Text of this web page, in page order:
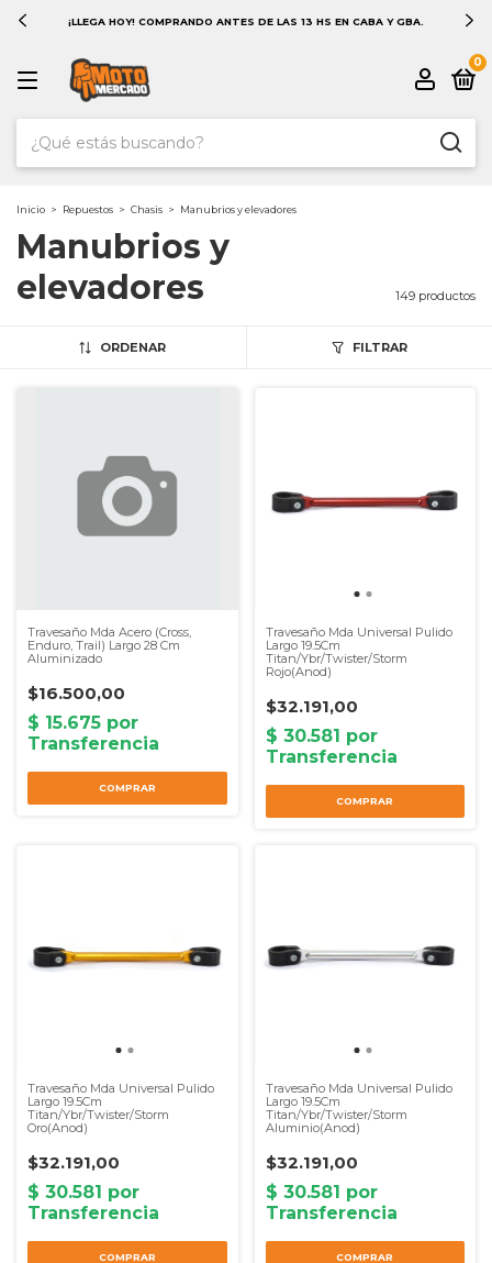
¡LLEGA HOY! COMPRANDO ANTES DE LAS 13 HS EN CABA Y GBA.
0
Inicio > Repuestos > Chasis > Manubrios y elevadores
Manubrios y
elevadores
149 productos
ORDENAR FILTRAR
Travesaño Mda Acero (Cross,
Enduro, Trail) Largo 28 Cm
Aluminizado
$16.500,00
Travesaño Mda Universal Pulido
Largo 19.5Cm
Titan/Ybr/Twister/Storm
Rojo(Anod)
$32.191,00
Travesaño Mda Universal Pulido
Largo 19.5Cm
Titan/Ybr/Twister/Storm
Oro(Anod)
$32.191,00
Travesaño Mda Universal Pulido
Largo 19.5Cm
Titan/Ybr/Twister/Storm
Aluminio(Anod)
$32.191,00